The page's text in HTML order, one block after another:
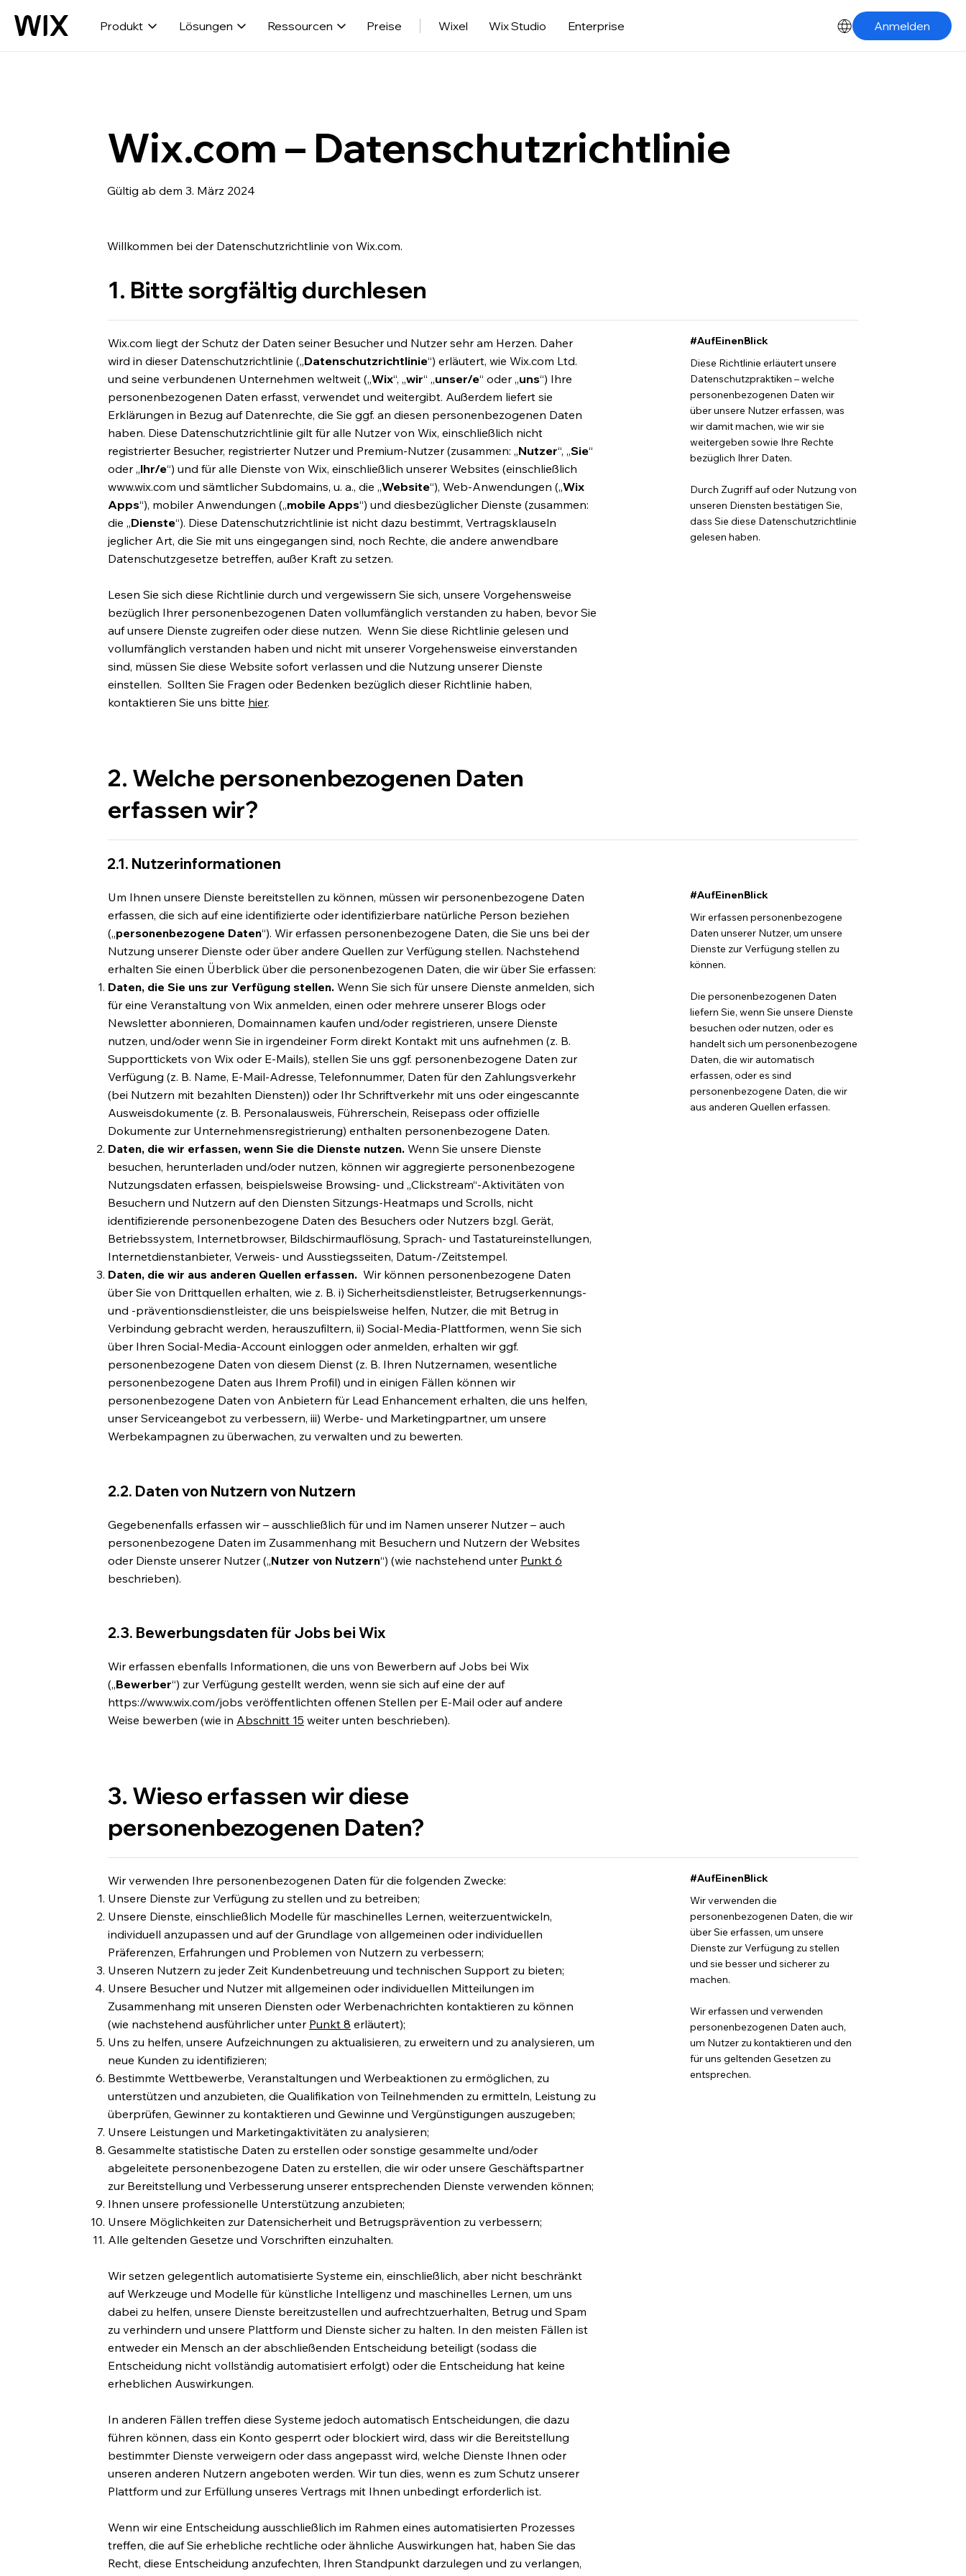
Produkt Lösungen Ressourcen Preise Wixel Wix Studio Enterprise Anmelden
Wix.com – Datenschutzrichtlinie
Gültig ab dem 3. März 2024
Willkommen bei der Datenschutzrichtlinie von Wix.com.
1. Bitte sorgfältig durchlesen
Wix.com liegt der Schutz der Daten seiner Besucher und Nutzer sehr am Herzen. Daher
wird in dieser Datenschutzrichtlinie („Datenschutzrichtlinie“) erläutert, wie Wix.com Ltd.
und seine verbundenen Unternehmen weltweit („Wix“, „wir“ „unser/e“ oder „uns“) Ihre
personenbezogenen Daten erfasst, verwendet und weitergibt. Außerdem liefert sie
Erklärungen in Bezug auf Datenrechte, die Sie ggf. an diesen personenbezogenen Daten
haben. Diese Datenschutzrichtlinie gilt für alle Nutzer von Wix, einschließlich nicht
registrierter Besucher, registrierter Nutzer und Premium-Nutzer (zusammen: „Nutzer“, „Sie“
oder „Ihr/e“) und für alle Dienste von Wix, einschließlich unserer Websites (einschließlich
www.wix.com und sämtlicher Subdomains, u. a., die „Website“), Web-Anwendungen („Wix
Apps“), mobiler Anwendungen („mobile Apps“) und diesbezüglicher Dienste (zusammen:
die „Dienste“). Diese Datenschutzrichtlinie ist nicht dazu bestimmt, Vertragsklauseln
jeglicher Art, die Sie mit uns eingegangen sind, noch Rechte, die andere anwendbare
Datenschutzgesetze betreffen, außer Kraft zu setzen.
Lesen Sie sich diese Richtlinie durch und vergewissern Sie sich, unsere Vorgehensweise
bezüglich Ihrer personenbezogenen Daten vollumfänglich verstanden zu haben, bevor Sie
auf unsere Dienste zugreifen oder diese nutzen. Wenn Sie diese Richtlinie gelesen und
vollumfänglich verstanden haben und nicht mit unserer Vorgehensweise einverstanden
sind, müssen Sie diese Website sofort verlassen und die Nutzung unserer Dienste
einstellen. Sollten Sie Fragen oder Bedenken bezüglich dieser Richtlinie haben,
kontaktieren Sie uns bitte hier.
#AufEinenBlick
Diese Richtlinie erläutert unsere
Datenschutzpraktiken – welche
personenbezogenen Daten wir
über unsere Nutzer erfassen, was
wir damit machen, wie wir sie
weitergeben sowie Ihre Rechte
bezüglich Ihrer Daten.
Durch Zugriff auf oder Nutzung von
unseren Diensten bestätigen Sie,
dass Sie diese Datenschutzrichtlinie
gelesen haben.
2. Welche personenbezogenen Daten
erfassen wir?
2.1. Nutzerinformationen
Um Ihnen unsere Dienste bereitstellen zu können, müssen wir personenbezogene Daten
erfassen, die sich auf eine identifizierte oder identifizierbare natürliche Person beziehen
(„personenbezogene Daten“). Wir erfassen personenbezogene Daten, die Sie uns bei der
Nutzung unserer Dienste oder über andere Quellen zur Verfügung stellen. Nachstehend
erhalten Sie einen Überblick über die personenbezogenen Daten, die wir über Sie erfassen:
Daten, die Sie uns zur Verfügung stellen. Wenn Sie sich für unsere Dienste anmelden, sich
für eine Veranstaltung von Wix anmelden, einen oder mehrere unserer Blogs oder
Newsletter abonnieren, Domainnamen kaufen und/oder registrieren, unsere Dienste
nutzen, und/oder wenn Sie in irgendeiner Form direkt Kontakt mit uns aufnehmen (z. B.
Supporttickets von Wix oder E-Mails), stellen Sie uns ggf. personenbezogene Daten zur
Verfügung (z. B. Name, E-Mail-Adresse, Telefonnummer, Daten für den Zahlungsverkehr
(bei Nutzern mit bezahlten Diensten)) oder Ihr Schriftverkehr mit uns oder eingescannte
Ausweisdokumente (z. B. Personalausweis, Führerschein, Reisepass oder offizielle
Dokumente zur Unternehmensregistrierung) enthalten personenbezogene Daten.
Daten, die wir erfassen, wenn Sie die Dienste nutzen. Wenn Sie unsere Dienste
besuchen, herunterladen und/oder nutzen, können wir aggregierte personenbezogene
Nutzungsdaten erfassen, beispielsweise Browsing- und „Clickstream“-Aktivitäten von
Besuchern und Nutzern auf den Diensten Sitzungs-Heatmaps und Scrolls, nicht
identifizierende personenbezogene Daten des Besuchers oder Nutzers bzgl. Gerät,
Betriebssystem, Internetbrowser, Bildschirmauflösung, Sprach- und Tastatureinstellungen,
Internetdienstanbieter, Verweis- und Ausstiegsseiten, Datum-/Zeitstempel.
Daten, die wir aus anderen Quellen erfassen. Wir können personenbezogene Daten
über Sie von Drittquellen erhalten, wie z. B. i) Sicherheitsdienstleister, Betrugserkennungs-
und -präventionsdienstleister, die uns beispielsweise helfen, Nutzer, die mit Betrug in
Verbindung gebracht werden, herauszufiltern, ii) Social-Media-Plattformen, wenn Sie sich
über Ihren Social-Media-Account einloggen oder anmelden, erhalten wir ggf.
personenbezogene Daten von diesem Dienst (z. B. Ihren Nutzernamen, wesentliche
personenbezogene Daten aus Ihrem Profil) und in einigen Fällen können wir
personenbezogene Daten von Anbietern für Lead Enhancement erhalten, die uns helfen,
unser Serviceangebot zu verbessern, iii) Werbe- und Marketingpartner, um unsere
Werbekampagnen zu überwachen, zu verwalten und zu bewerten.
#AufEinenBlick
Wir erfassen personenbezogene
Daten unserer Nutzer, um unsere
Dienste zur Verfügung stellen zu
können.
Die personenbezogenen Daten
liefern Sie, wenn Sie unsere Dienste
besuchen oder nutzen, oder es
handelt sich um personenbezogene
Daten, die wir automatisch
erfassen, oder es sind
personenbezogene Daten, die wir
aus anderen Quellen erfassen.
2.2. Daten von Nutzern von Nutzern
Gegebenenfalls erfassen wir – ausschließlich für und im Namen unserer Nutzer – auch
personenbezogene Daten im Zusammenhang mit Besuchern und Nutzern der Websites
oder Dienste unserer Nutzer („Nutzer von Nutzern“) (wie nachstehend unter Punkt 6
beschrieben).
2.3. Bewerbungsdaten für Jobs bei Wix
Wir erfassen ebenfalls Informationen, die uns von Bewerbern auf Jobs bei Wix
(„Bewerber“) zur Verfügung gestellt werden, wenn sie sich auf eine der auf
https://www.wix.com/jobs veröffentlichten offenen Stellen per E-Mail oder auf andere
Weise bewerben (wie in Abschnitt 15 weiter unten beschrieben).
3. Wieso erfassen wir diese
personenbezogenen Daten?
Wir verwenden Ihre personenbezogenen Daten für die folgenden Zwecke:
Unsere Dienste zur Verfügung zu stellen und zu betreiben;
Unsere Dienste, einschließlich Modelle für maschinelles Lernen, weiterzuentwickeln,
individuell anzupassen und auf der Grundlage von allgemeinen oder individuellen
Präferenzen, Erfahrungen und Problemen von Nutzern zu verbessern;
Unseren Nutzern zu jeder Zeit Kundenbetreuung und technischen Support zu bieten;
Unsere Besucher und Nutzer mit allgemeinen oder individuellen Mitteilungen im
Zusammenhang mit unseren Diensten oder Werbenachrichten kontaktieren zu können
(wie nachstehend ausführlicher unter Punkt 8 erläutert);
Uns zu helfen, unsere Aufzeichnungen zu aktualisieren, zu erweitern und zu analysieren, um
neue Kunden zu identifizieren;
Bestimmte Wettbewerbe, Veranstaltungen und Werbeaktionen zu ermöglichen, zu
unterstützen und anzubieten, die Qualifikation von Teilnehmenden zu ermitteln, Leistung zu
überprüfen, Gewinner zu kontaktieren und Gewinne und Vergünstigungen auszugeben;
Unsere Leistungen und Marketingaktivitäten zu analysieren;
Gesammelte statistische Daten zu erstellen oder sonstige gesammelte und/oder
abgeleitete personenbezogene Daten zu erstellen, die wir oder unsere Geschäftspartner
zur Bereitstellung und Verbesserung unserer entsprechenden Dienste verwenden können;
Ihnen unsere professionelle Unterstützung anzubieten;
Unsere Möglichkeiten zur Datensicherheit und Betrugsprävention zu verbessern;
Alle geltenden Gesetze und Vorschriften einzuhalten.
Wir setzen gelegentlich automatisierte Systeme ein, einschließlich, aber nicht beschränkt
auf Werkzeuge und Modelle für künstliche Intelligenz und maschinelles Lernen, um uns
dabei zu helfen, unsere Dienste bereitzustellen und aufrechtzuerhalten, Betrug und Spam
zu verhindern und unsere Plattform und Dienste sicher zu halten. In den meisten Fällen ist
entweder ein Mensch an der abschließenden Entscheidung beteiligt (sodass die
Entscheidung nicht vollständig automatisiert erfolgt) oder die Entscheidung hat keine
erheblichen Auswirkungen.
In anderen Fällen treffen diese Systeme jedoch automatisch Entscheidungen, die dazu
führen können, dass ein Konto gesperrt oder blockiert wird, dass wir die Bereitstellung
bestimmter Dienste verweigern oder dass angepasst wird, welche Dienste Ihnen oder
unseren anderen Nutzern angeboten werden. Wir tun dies, wenn es zum Schutz unserer
Plattform und zur Erfüllung unseres Vertrags mit Ihnen unbedingt erforderlich ist.
Wenn wir eine Entscheidung ausschließlich im Rahmen eines automatisierten Prozesses
treffen, die auf Sie erhebliche rechtliche oder ähnliche Auswirkungen hat, haben Sie das
Recht, diese Entscheidung anzufechten, Ihren Standpunkt darzulegen und zu verlangen,
#AufEinenBlick
Wir verwenden die
personenbezogenen Daten, die wir
über Sie erfassen, um unsere
Dienste zur Verfügung zu stellen
und sie besser und sicherer zu
machen.
Wir erfassen und verwenden
personenbezogenen Daten auch,
um Nutzer zu kontaktieren und den
für uns geltenden Gesetzen zu
entsprechen.